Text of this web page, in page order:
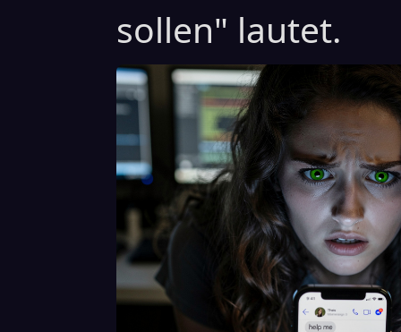
sollen" lautet.